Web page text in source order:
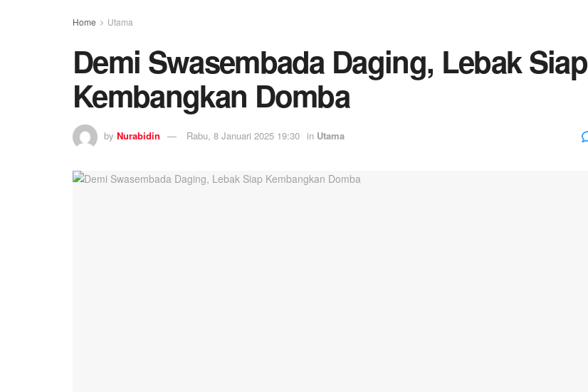
Home Utama
Demi Swasembada Daging, Lebak Siap
Kembangkan Domba
by Nurabidin Rabu, 8 Januari 2025 19:30 in Utama